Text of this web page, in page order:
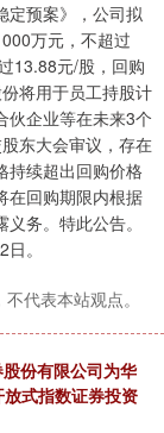
定预案》，公司拟
万元，不超过
13.88元/股，回购
将用于员工持股计
伙企业等在未来3个
东大会审议，存在
持续超出回购价格
在回购期限内根据
务。特此公告。
。
代表本站观点。
份有限公司为华
式指数证券投资